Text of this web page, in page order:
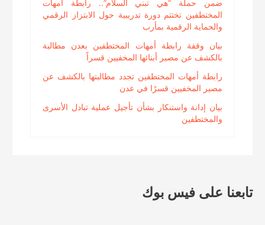
ضمن حملة “هي تبني السلام”.. رابطة أمهات
المختطفين تختتم دورة تدريبية حول الابتزاز الرقمي
والحماية الرقمية بمأرب
بيان وقفة رابطة أمهات المختطفين بعدن مطالبة
بالكشف عن مصير أبنائها المخفيين قسراً
رابطة أمهات المختطفين تجدد مطالبتها بالكشف عن
مصير المخفيين قسرًا في عدن
بيان إدانة واستنكار بشأن تأجيل عملية تبادل الأسرى
والمختطفين
تابعنا على فيس بوك